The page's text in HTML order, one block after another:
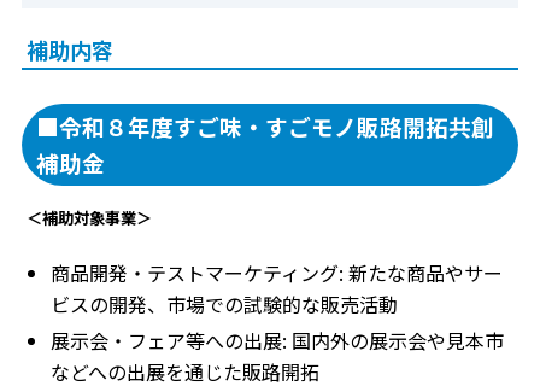
補助内容
■令和８年度すご味・すごモノ販路開拓共創
補助金
＜補助対象事業＞
商品開発・テストマーケティング: 新たな商品やサー
ビスの開発、市場での試験的な販売活動
展示会・フェア等への出展: 国内外の展示会や見本市
などへの出展を通じた販路開拓